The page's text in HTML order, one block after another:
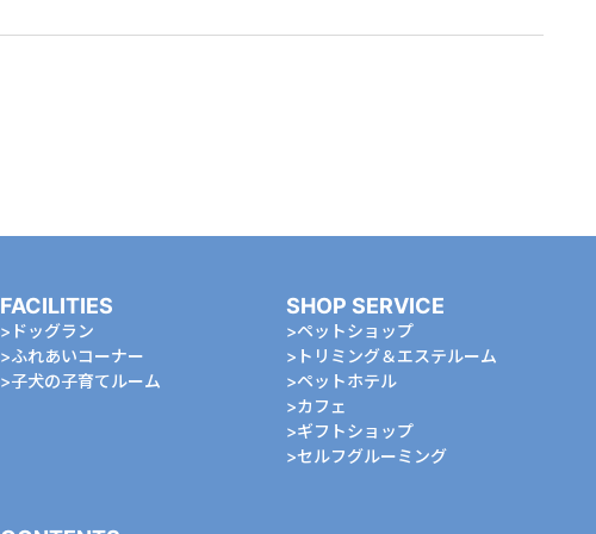
FACILITIES
ドッグラン
ふれあいコーナー
⼦⽝の⼦育てルーム
SHOP SERVICE
ペットショップ
トリミング＆エステルーム
ペットホテル
カフェ
ギフトショップ
セルフグルーミング